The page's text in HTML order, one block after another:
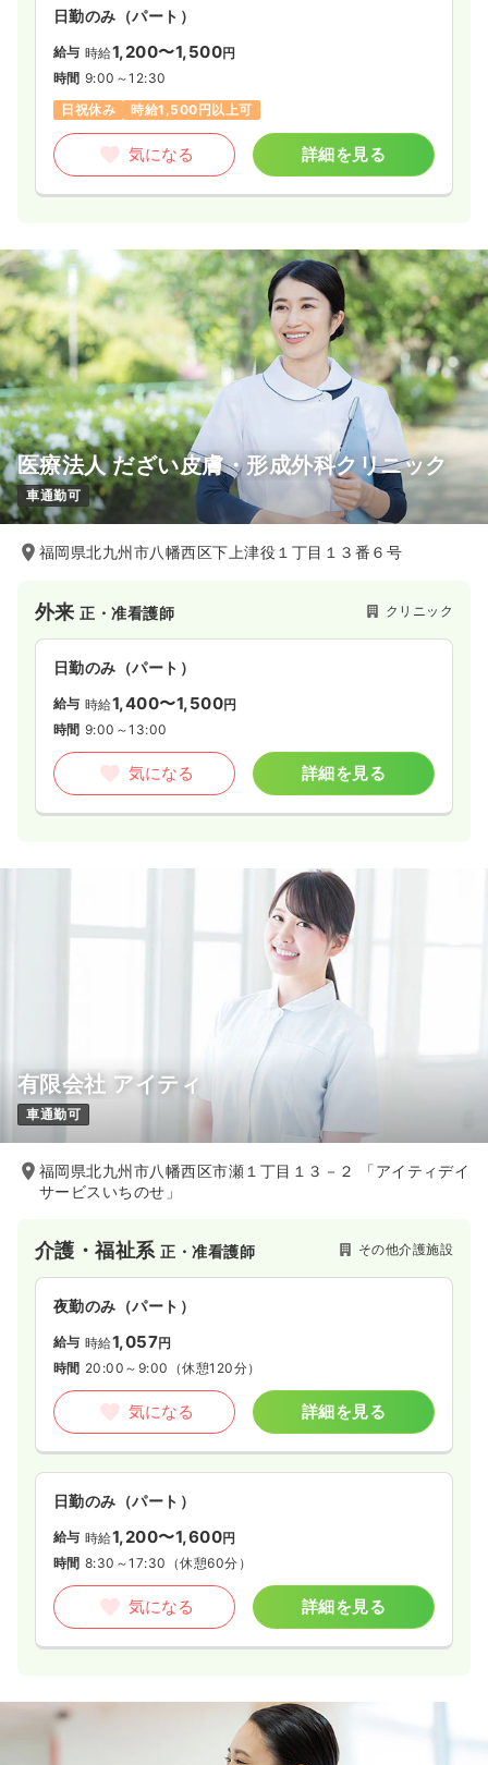
日勤のみ（パート）
給与 時給1,200〜1,500円
時間 9:00～12:30
日祝休み
時給1,500円以上可
気になる 詳細を見る
医療法人 だざい皮膚・形成外科クリニック
車通勤可
福岡県北九州市八幡西区下上津役１丁目１３番６号
外来正・准看護師 クリニック
日勤のみ（パート）
給与 時給1,400〜1,500円
時間 9:00～13:00
気になる 詳細を見る
有限会社 アイティ
車通勤可
福岡県北九州市八幡西区市瀬１丁目１３－２ 「アイティデイ
サービスいちのせ」
介護・福祉系正・准看護師 その他介護施設
夜勤のみ（パート）
給与 時給1,057円
時間 20:00～9:00 （休憩120分）
気になる 詳細を見る
日勤のみ（パート）
給与 時給1,200〜1,600円
時間 8:30～17:30 （休憩60分）
気になる 詳細を見る